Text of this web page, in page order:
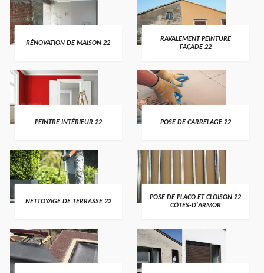
RÉNOVATION DE MAISON 22
RAVALEMENT PEINTURE
FAÇADE 22
PEINTRE INTÉRIEUR 22 POSE DE CARRELAGE 22
NETTOYAGE DE TERRASSE 22
POSE DE PLACO ET CLOISON 22
CÔTES-D'ARMOR